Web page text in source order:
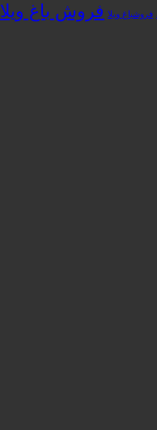
فروشباغ ویلا فروش باغ ویلا